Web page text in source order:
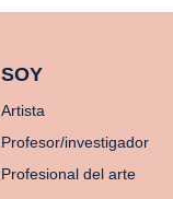
SOY
Artista
Profesor/investigador
Profesional del arte